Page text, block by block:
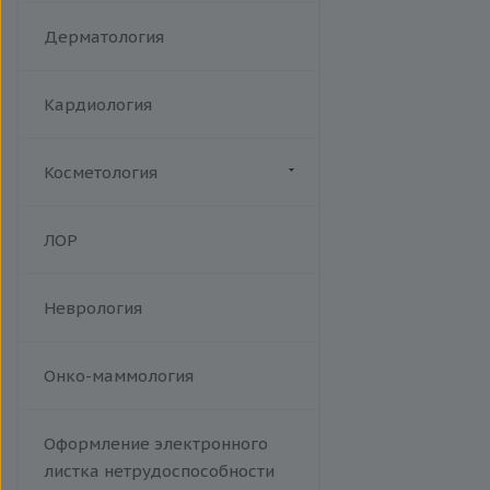
Дерматология
Кардиология
Косметология
Ботулотоксин
Лазерная эпиляция
Проведение эпиляции.
Тредлифтинг
Уходы
ЛОР
Неврология
Онко-маммология
Оформление электронного
листка нетрудоспособности